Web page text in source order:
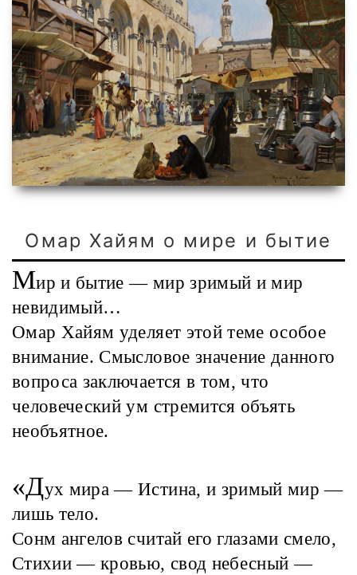
Омар Хайям о мире и бытие
Мир и бытие — мир зримый и мир
невидимый…
Омар Хайям уделяет этой теме особое
внимание. Смысловое значение данного
вопроса заключается в том, что
человеческий ум стремится объять
необъятное.
«Дух мира — Истина, и зримый мир —
лишь тело.
Сонм ангелов считай его глазами смело,
Стихии — кровью, свод небесный —